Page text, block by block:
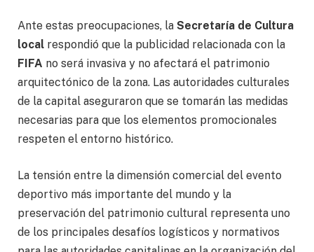
Ante estas preocupaciones, la Secretaría de Cultura
local respondió que la publicidad relacionada con la
FIFA no será invasiva y no afectará el patrimonio
arquitectónico de la zona. Las autoridades culturales
de la capital aseguraron que se tomarán las medidas
necesarias para que los elementos promocionales
respeten el entorno histórico.
La tensión entre la dimensión comercial del evento
deportivo más importante del mundo y la
preservación del patrimonio cultural representa uno
de los principales desafíos logísticos y normativos